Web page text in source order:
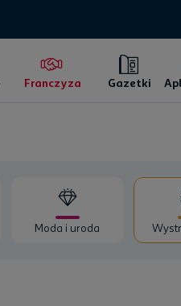
Franczyza Gazetki
Moda i uroda